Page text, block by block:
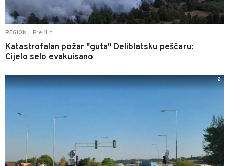
REGION Pre 4 h
Katastrofalan požar "guta" Deliblatsku peščaru:
Cijelo selo evakuisano
2